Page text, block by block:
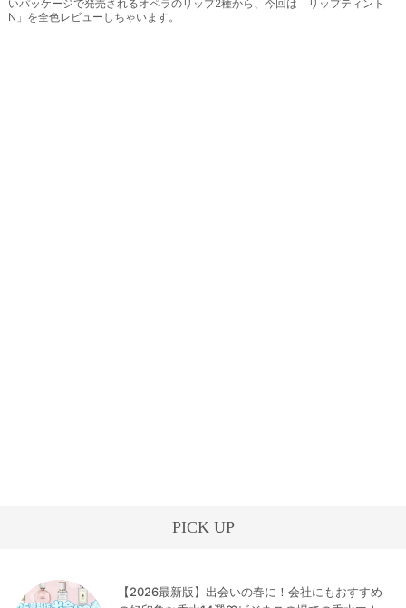
いパッケージで発売されるオペラのリップ2種から、今回は「リップティント
N」を全色レビューしちゃいます。
PICK UP
【2026最新版】出会いの春に！会社にもおすすめ